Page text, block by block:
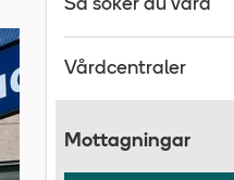
Så söker du vård
Vårdcentraler
Mottagningar